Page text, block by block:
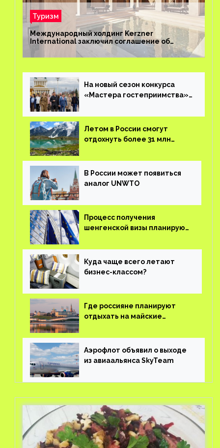
Туризм
Международный холдинг Kerzner
International заключил соглашение об
управлении курортом Bab Al Shams Desert
Resort в Дубае
На новый сезон конкурса
«Мастера гостеприимства»
заявок
Летом в России смогут
отдохнуть более 31 млн
В России может появиться
аналог UNWTO
Процесс получения
шенгенской визы планируют
Куда чаще всего летают
бизнес-классом?
Где россияне планируют
отдыхать на майские
Аэрофлот объявил о выходе
из авиаальянса SkyTeam